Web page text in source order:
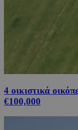
4 οικιστικά
€100,000